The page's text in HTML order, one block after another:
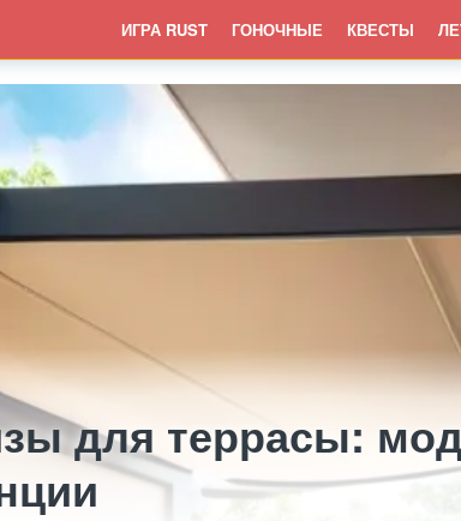
ИГРА RUST ГОНОЧНЫЕ КВЕСТЫ
для террасы: